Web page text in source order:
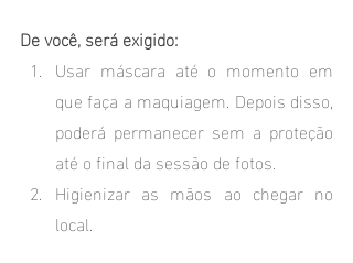
De você, será exigido:
Usar máscara até o momento em
que faça a maquiagem. Depois disso,
poderá permanecer sem a proteção
até o final da sessão de fotos.
Higienizar as mãos ao chegar no
local.